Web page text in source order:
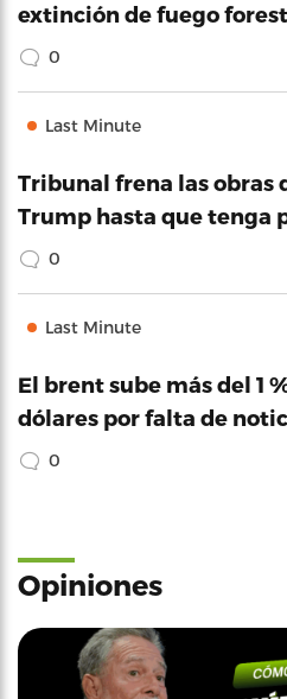
extinción de fuego
0
Last Minute
Tribunal frena las obras
Trump hasta que tenga
0
Last Minute
El brent sube más del 1
dólares por falta de
0
Opiniones